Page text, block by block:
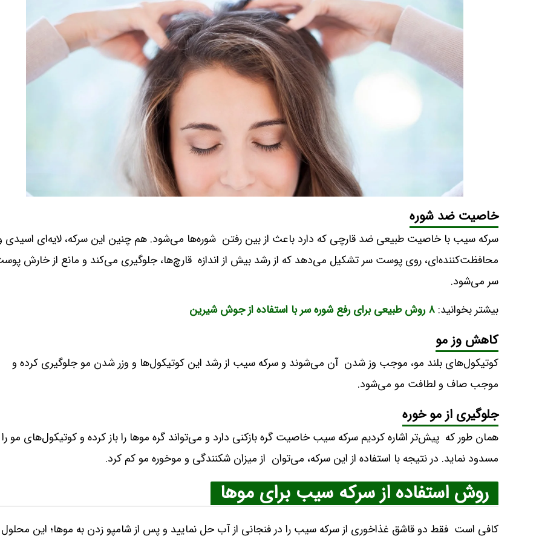
خاصیت ضد شوره
سرکه سیب با خاصیت طبیعی ضد قارچی که دارد باعث از بین رفتن شوره‌ها می‌شود. هم چنین این سرکه، لایه‌ای اسیدی
محافظت‌کننده‌ای، روی پوست سر تشکیل می‌دهد که از رشد بیش از اندازه قارچ‌ها، جلوگیری می‌کند و مانع از خارش
سر می‌شود.
بیشتر بخوانید: ۸ روش طبیعی برای رفع شوره سر با استفاده از جوش شیرین
کاهش وز مو
کوتیکول‌های بلند مو، موجب وز شدن آن می‌شوند و سرکه سیب از رشد این کوتیکول‌ها و وزر شدن مو جلوگیری کرده و
موجب صاف و لطافت مو می‌شود.
جلوگیری از مو خوره
همان طور که پیش‌تر اشاره کردیم سرکه سیب خاصیت گره بازکنی دارد و می‌تواند گره موها را باز کرده و کوتیکول‌های مو را
مسدود نماید. در نتیجه با استفاده از این سرکه، می‌توان از میزان شکنندگی و موخوره مو کم کرد.
روش استفاده از سرکه سیب برای موها
کافی است فقط دو قاشق غذاخوری از سرکه سیب را در فنجانی از آب حل نمایید و پس از شامپو زدن به موها؛ این محلول